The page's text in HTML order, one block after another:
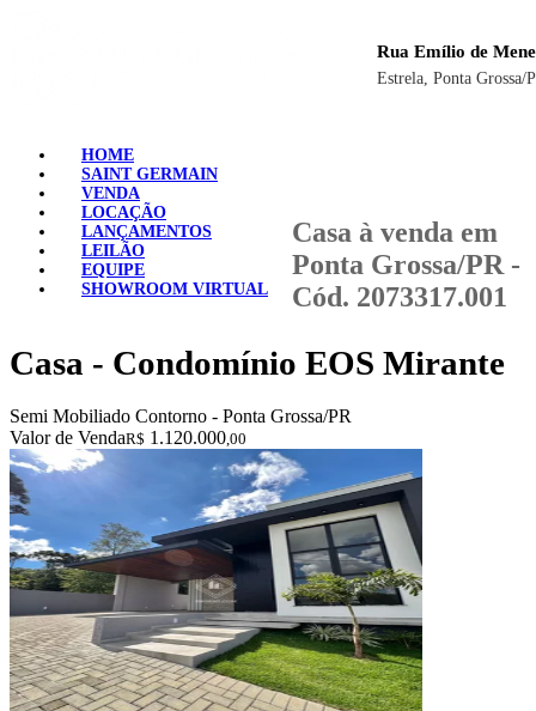
Rua Emílio de
Estrela, Ponta Grossa/
HOME
SAINT GERMAIN
VENDA
LOCAÇÃO
LANÇAMENTOS
LEILÃO
EQUIPE
SHOWROOM VIRTUAL
Casa à venda em
Ponta Grossa/PR -
Cód. 2073317.001
Casa - Condomínio EOS Mirante
Semi Mobiliado Contorno - Ponta Grossa/PR
Valor de VendaR$ 1.120.000,00